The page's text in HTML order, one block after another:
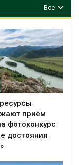
Все
приём
фотоконкурс
достояния